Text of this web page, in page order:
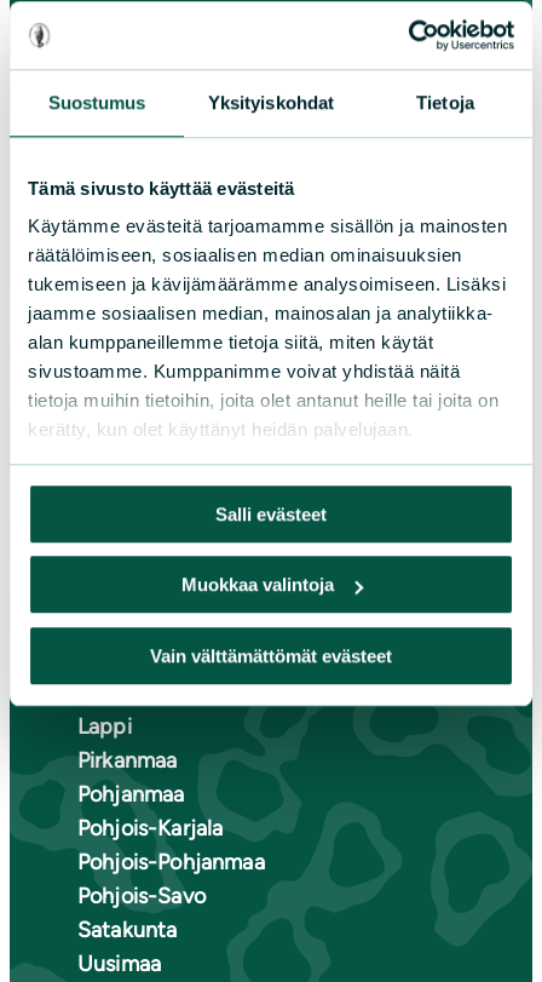
Suostumus Yksityiskohdat Tietoja
Tämä sivusto käyttää evästeitä
Käytämme evästeitä tarjoamamme sisällön ja mainosten
räätälöimiseen, sosiaalisen median ominaisuuksien
tukemiseen ja kävijämäärämme analysoimiseen. Lisäksi
jaamme sosiaalisen median, mainosalan ja analytiikka-
alan kumppaneillemme tietoja siitä, miten käytät
sivustoamme. Kumppanimme voivat yhdistää näitä
tietoja muihin tietoihin, joita olet antanut heille tai joita on
kerätty, kun olet käyttänyt heidän palvelujaan.
Salli evästeet
Muokkaa valintoja
Vain välttämättömät evästeet
Paikallistoiminta
Tule vapaaehtoiseksi
Piirit ja yhdistykset
LIITY JÄSENEKSI
Suomen luonnonsuojeluliiton
piirit
Etelä-Karjala
Etelä-Savo
Kainuu
Keski-Suomi
Kymenlaakso
Lappi
Pirkanmaa
Pohjanmaa
Pohjois-Karjala
Pohjois-Pohjanmaa
Pohjois-Savo
Satakunta
Uusimaa